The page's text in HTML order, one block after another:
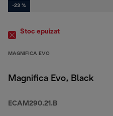
-23 %
Stoc epuizat
MAGNIFICA EVO
Magnifica Evo, Black
ECAM290.21.B